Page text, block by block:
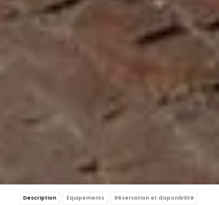
Description Équipements Réservation et disponibilité